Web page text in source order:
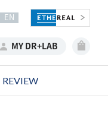
EN
MY DR+LAB
REVIEW